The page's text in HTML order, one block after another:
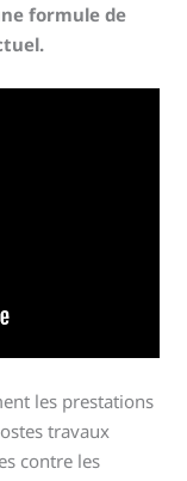
formule de
les prestations
travaux
contre les